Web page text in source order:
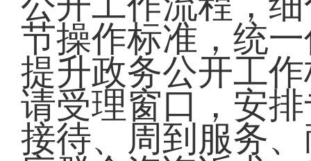
节操作标准，统
提升政务公开工
请受理窗口，安
接待、周到服务